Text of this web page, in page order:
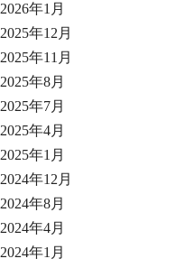
2026年1月
2025年12月
2025年11月
2025年8月
2025年7月
2025年4月
2025年1月
2024年12月
2024年8月
2024年4月
2024年1月